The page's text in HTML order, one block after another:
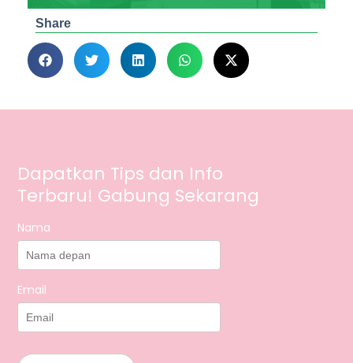
Share
Dapatkan Tips dan Info
Terbaru! Gabung Sekarang
Nama
Email